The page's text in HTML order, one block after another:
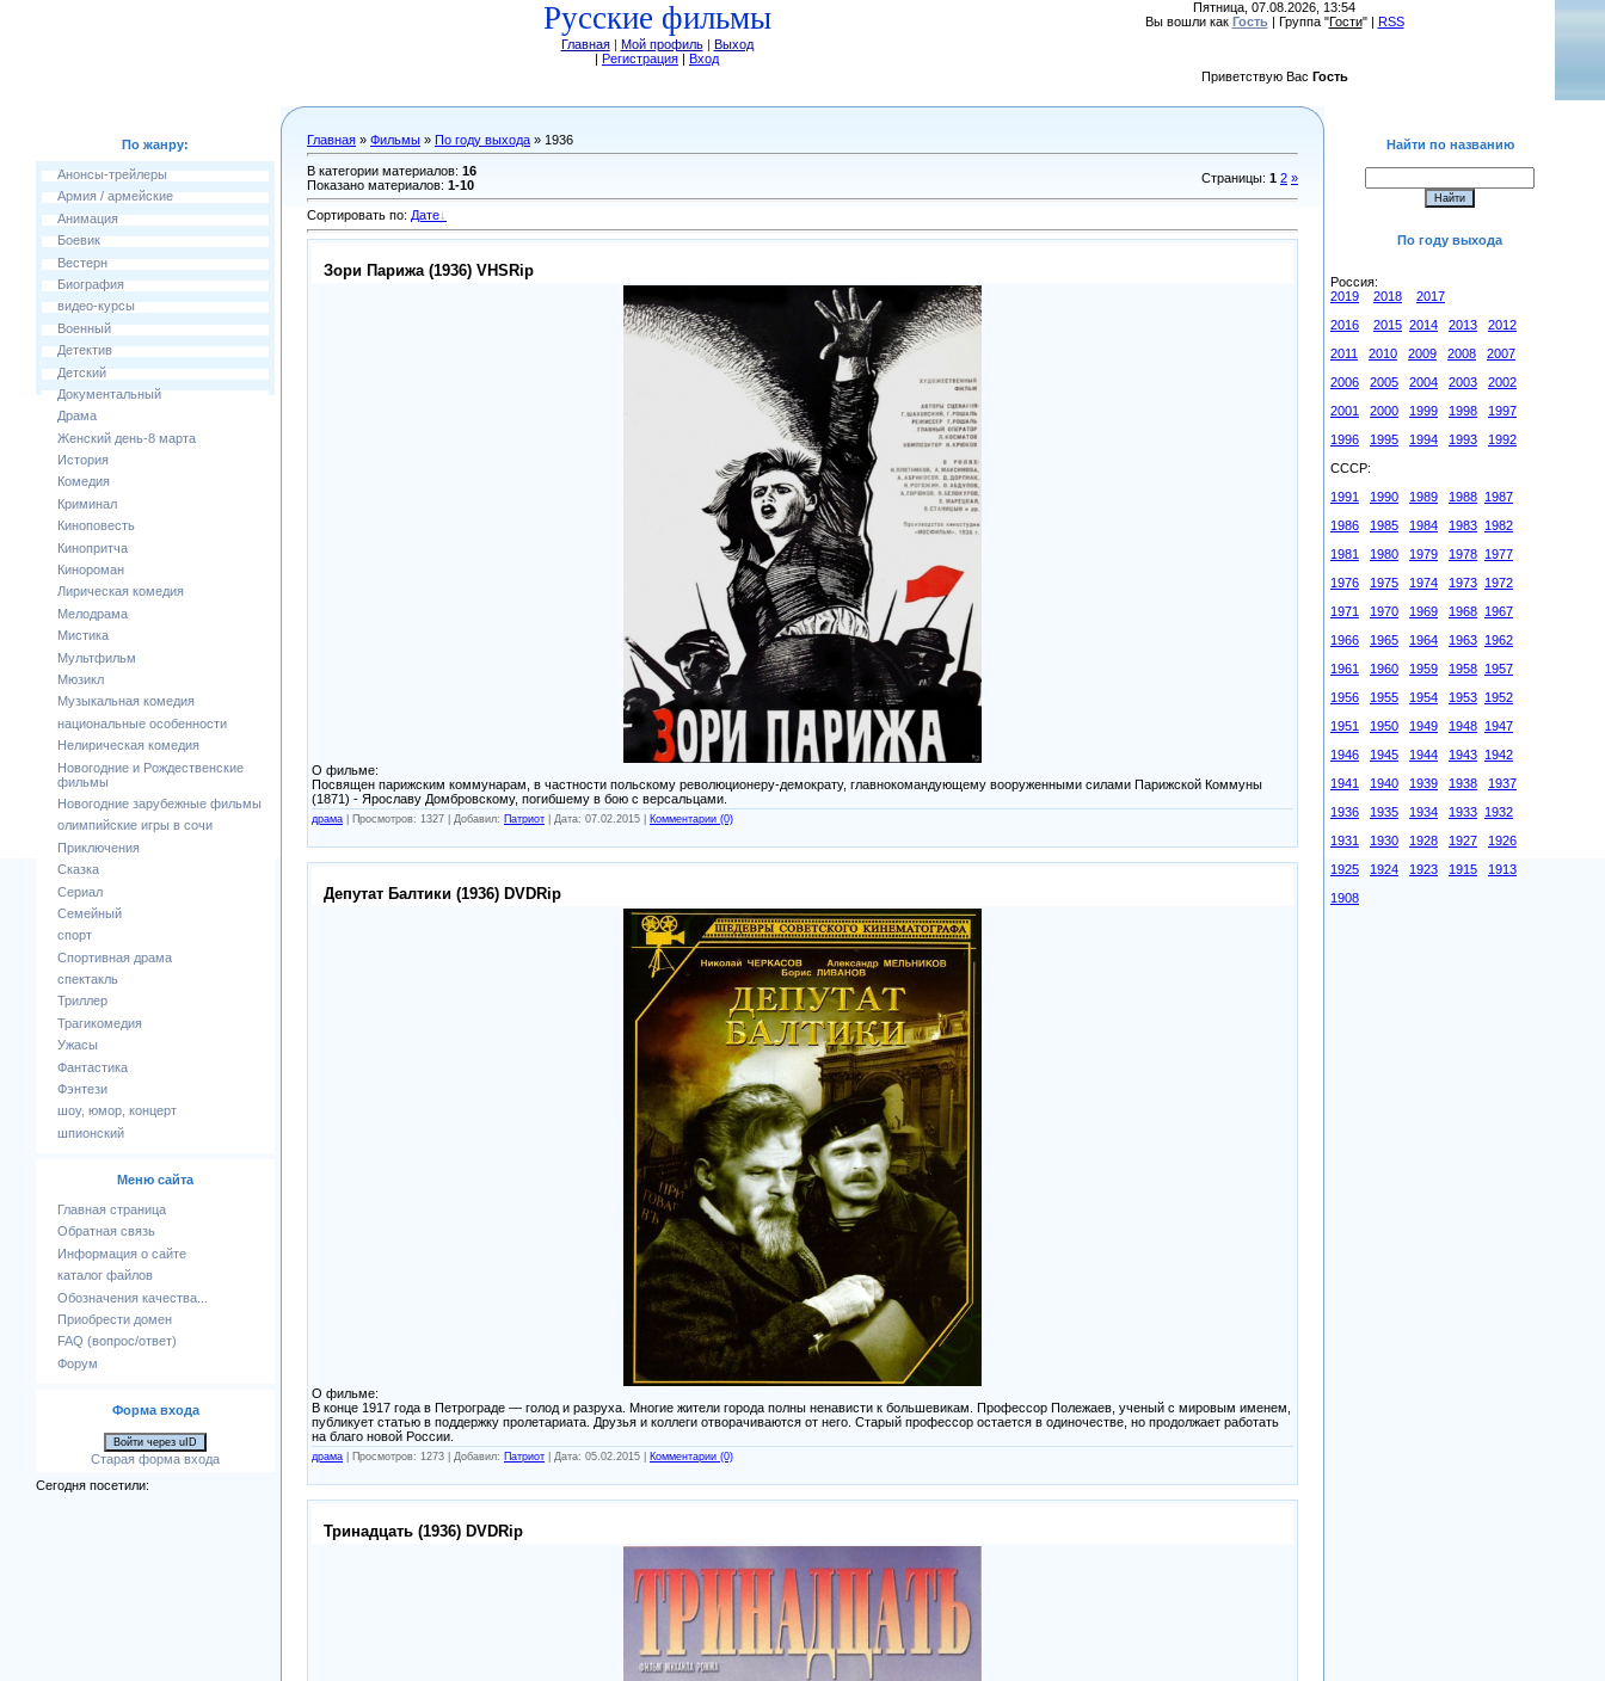
Русские фильмы
Главная| Мой профиль| Выход
| Регистрация | Вход
Пятница, 07.08.2026, 13:54
Вы вошли как Гость| Группа "Гости" | RSS
Приветствую Вас Гость
По жанру:
Анонсы-трейлеры
Армия / армейские
Анимация
Боевик
Вестерн
Биография
видео-курсы
Военный
Детектив
Детский
Документальный
Драма
Женский день-8 марта
История
Комедия
Криминал
Киноповесть
Кинопритча
Кинороман
Лирическая комедия
Мелодрама
Мистика
Мультфильм
Мюзикл
Музыкальная комедия
национальные особенности
Нелирическая комедия
Новогодние и Рождественские
фильмы
Новогодние зарубежные фильмы
олимпийские игры в сочи
Приключения
Сказка
Сериал
Семейный
спорт
Спортивная драма
спектакль
Триллер
Трагикомедия
Ужасы
Фантастика
Фэнтези
шоу, юмор, концерт
шпионский
Меню сайта
Главная страница
Обратная связь
Информация о сайте
каталог файлов
Обозначения качества...
Приобрести домен
FAQ (вопрос/ответ)
Форум
Форма входа
Войти через uID
Старая форма входа
Сегодня посетили:
Главная » Фильмы » По году выхода » 1936
В категории материалов: 16
Показано материалов: 1-10 Страницы: 1 2 »
Сортировать по: Дате
Зори Парижа (1936) VHSRip
О фильме:
Посвящен парижским коммунарам, в частности польскому революционеру-демократу, главнокомандующему вооруженными силами Парижской Коммуны
(1871) - Ярославу Домбровскому, погибшему в бою с версальцами.
драма Просмотров: 1327 | Добавил: Патриот Дата: 07.02.2015 Комментарии (0)
Депутат Балтики (1936) DVDRip
О фильме:
В конце 1917 года в Петрограде — голод и разруха. Многие жители города полны ненависти к большевикам. Профессор Полежаев, ученый с мировым именем,
публикует статью в поддержку пролетариата. Друзья и коллеги отворачиваются от него. Старый профессор остается в одиночестве, но продолжает работать
на благо новой России.
драма Просмотров: 1273 | Добавил: Патриот Дата: 05.02.2015 Комментарии (0)
Тринадцать (1936) DVDRip
Найти по названию
По году выхода
Россия:
2019
2018
2017
2016
2015 2014 2013
2012
2011
2010 2009 2008
2007
2006
2005 2004 2003
2002
2001
2000 1999 1998
1997
1996
1995 1994 1993
1992
СССР:
1991
1990 1989 1988 1987
1986
1985 1984 1983 1982
1981
1980 1979 1978 1977
1976
1975 1974 1973 1972
1971
1970 1969 1968 1967
1966
1965 1964 1963 1962
1961
1960 1959 1958 1957
1956
1955 1954 1953 1952
1951
1950 1949 1948 1947
1946
1945 1944 1943 1942
1941
1940 1939 1938
1937
1936
1935 1934 1933 1932
1931
1930 1928 1927
1926
1925
1924 1923 1915
1913
1908